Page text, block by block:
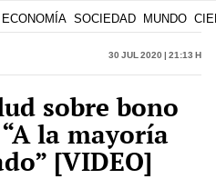
ECONOMÍA SOCIEDAD MUNDO
30 Jul 2020 | 21:13 h
sobre bono
la mayoría
[VIDEO]